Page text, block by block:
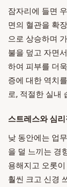
잠자리에 들면
면의 혈관을 확
으로 상승하며
불을 덮고 자면
하여 피부를 더
증에 대한 역치
로, 적절한 실내
스트레스와 심
낮 동안에는 업
을 덜 느끼는 경
용해지고 오롯
훨씬 크고 신경